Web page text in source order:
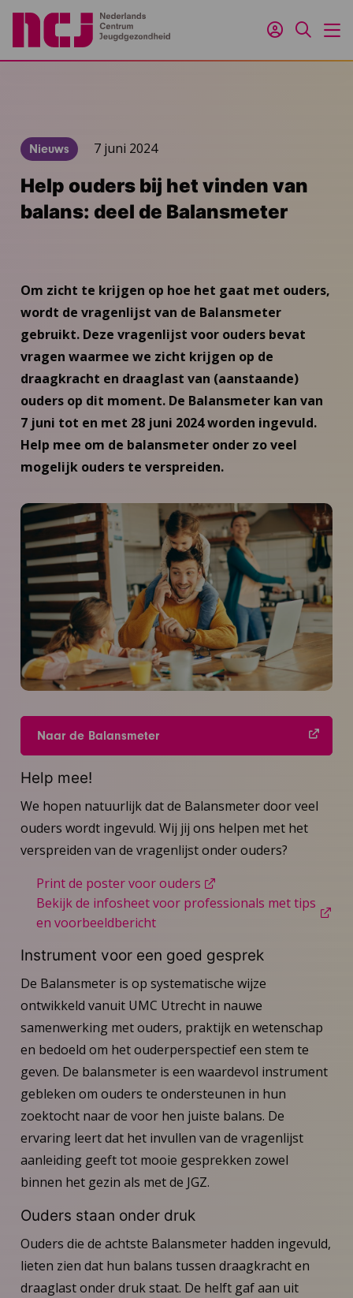
Inloggen
Zoeken
Nieuws 7 juni 2024
Help ouders bij het vinden van
balans: deel de Balansmeter
Om zicht te krijgen op hoe het gaat met ouders,
wordt de vragenlijst van de Balansmeter
gebruikt. Deze vragenlijst voor ouders bevat
vragen waarmee we zicht krijgen op de
draagkracht en draaglast van (aanstaande)
ouders op dit moment. De Balansmeter kan van
7 juni tot en met 28 juni 2024 worden ingevuld.
Help mee om de balansmeter onder zo veel
mogelijk ouders te verspreiden.
Naar de Balansmeter
Help mee!
We hopen natuurlijk dat de Balansmeter door veel
ouders wordt ingevuld. Wij jij ons helpen met het
verspreiden van de vragenlijst onder ouders?
Print de poster voor ouders
Bekijk de infosheet voor professionals met tips
en voorbeeldbericht
Instrument voor een goed gesprek
De Balansmeter is op systematische wijze
ontwikkeld vanuit UMC Utrecht in nauwe
samenwerking met ouders, praktijk en wetenschap
en bedoeld om het ouderperspectief een stem te
geven. De balansmeter is een waardevol instrument
gebleken om ouders te ondersteunen in hun
zoektocht naar de voor hen juiste balans. De
ervaring leert dat het invullen van de vragenlijst
aanleiding geeft tot mooie gesprekken zowel
binnen het gezin als met de JGZ.
Ouders staan onder druk
Ouders die de achtste Balansmeter hadden ingevuld,
lieten zien dat hun balans tussen draagkracht en
draaglast onder druk staat. De helft gaf aan uit